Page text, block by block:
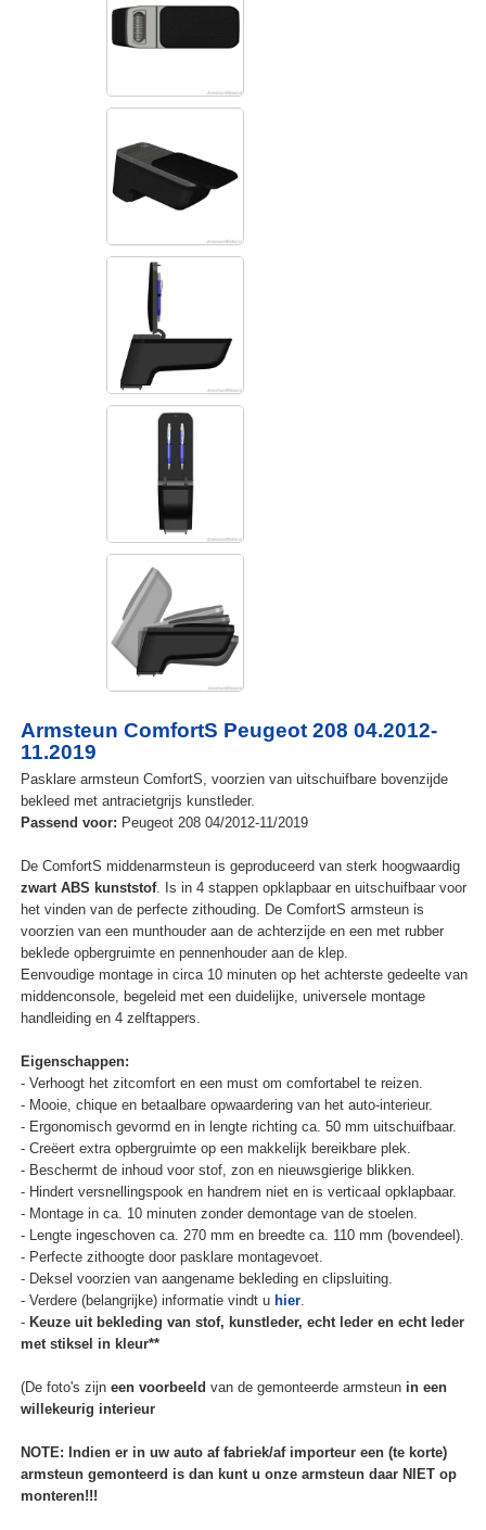
Armsteun ComfortS Peugeot 208 04.2012-
11.2019
Pasklare armsteun ComfortS, voorzien van uitschuifbare bovenzijde
bekleed met antracietgrijs kunstleder.
Passend voor: Peugeot 208 04/2012-11/2019
De ComfortS middenarmsteun is geproduceerd van sterk hoogwaardig
zwart ABS kunststof. Is in 4 stappen opklapbaar en uitschuifbaar voor
het vinden van de perfecte zithouding. De ComfortS armsteun is
voorzien van een munthouder aan de achterzijde en een met rubber
beklede opbergruimte en pennenhouder aan de klep.
Eenvoudige montage in circa 10 minuten op het achterste gedeelte van
middenconsole, begeleid met een duidelijke, universele montage
handleiding en 4 zelftappers.
Eigenschappen:
- Verhoogt het zitcomfort en een must om comfortabel te reizen.
- Mooie, chique en betaalbare opwaardering van het auto-interieur.
- Ergonomisch gevormd en in lengte richting ca. 50 mm uitschuifbaar.
- Creëert extra opbergruimte op een makkelijk bereikbare plek.
- Beschermt de inhoud voor stof, zon en nieuwsgierige blikken.
- Hindert versnellingspook en handrem niet en is verticaal opklapbaar.
- Montage in ca. 10 minuten zonder demontage van de stoelen.
- Lengte ingeschoven ca. 270 mm en breedte ca. 110 mm (bovendeel).
- Perfecte zithoogte door pasklare montagevoet.
- Deksel voorzien van aangename bekleding en clipsluiting.
- Verdere (belangrijke) informatie vindt u hier.
- Keuze uit bekleding van stof, kunstleder, echt leder en echt leder
met stiksel in kleur**
(De foto's zijn een voorbeeld van de gemonteerde armsteun in een
willekeurig interieur
NOTE: Indien er in uw auto af fabriek/af importeur een (te korte)
armsteun gemonteerd is dan kunt u onze armsteun daar NIET op
monteren!!!